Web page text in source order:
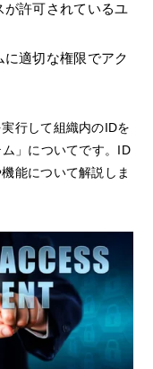
許可されているユ
適切な権限でアク
行して組織内のIDを
」についてです。ID
能について解説しま